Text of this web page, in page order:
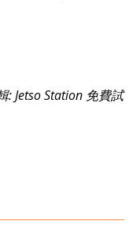
: Jetso Station 免費試